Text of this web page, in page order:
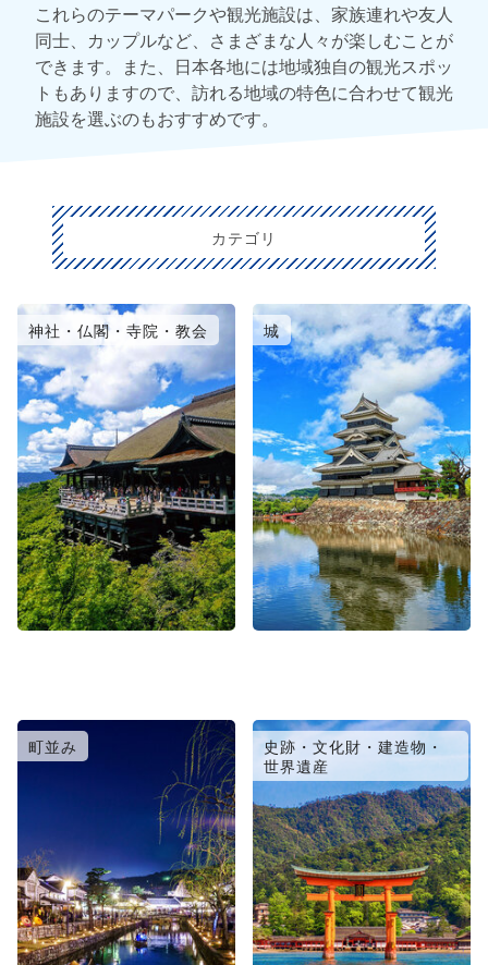
これらのテーマパークや観光施設は、家族連れや友人
同士、カップルなど、さまざまな人々が楽しむことが
できます。また、日本各地には地域独自の観光スポッ
トもありますので、訪れる地域の特色に合わせて観光
施設を選ぶのもおすすめです。
カテゴリ
神社・仏閣・寺院・教会 城
町並み
史跡・文化財・建造物・
世界遺産